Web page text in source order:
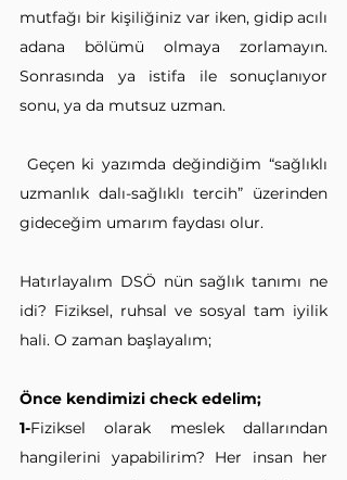
mutfağı bir kişiliğiniz var iken, gidip acılı
adana bölümü olmaya zorlamayın.
Sonrasında ya istifa ile sonuçlanıyor
sonu, ya da mutsuz uzman.
uzmanlık dalı-sağlıklı tercih” üzerinden
gideceğim umarım faydası olur.
Hatırlayalım DSÖ nün sağlık tanımı ne
idi? Fiziksel, ruhsal ve sosyal tam iyilik
hali. O zaman başlayalım;
Önce kendimizi check edelim;
1-Fiziksel olarak meslek dallarından
hangilerini yapabilirim? Her insan her